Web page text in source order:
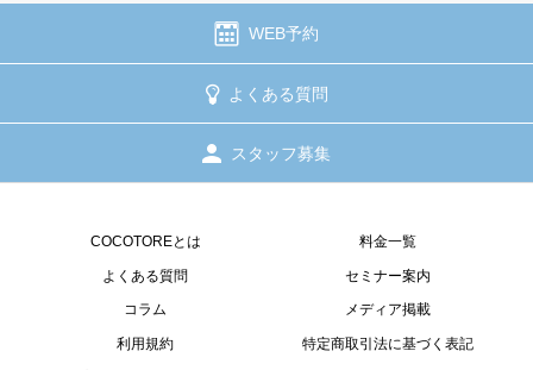
WEB予約
よくある質問
スタッフ募集
COCOTOREとは 料金一覧
よくある質問 セミナー案内
コラム メディア掲載
利用規約 特定商取引法に基づく表記